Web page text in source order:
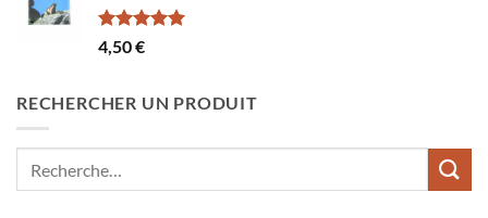
Note5.00
sur 5
4,50€
RECHERCHER UN PRODUIT